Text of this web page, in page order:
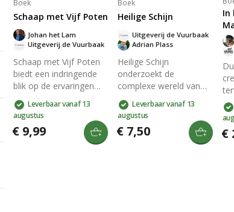
Boek
Schaap met Vijf Poten
Uitgeverij de Vuurbaak
Johan het Lam
Schaap met Vijf Poten
biedt een indringende
blik op de ervaringen
van een dominee die
worstelt met burn-out.
Dit aangrijpende
verhaal verkent de
impact van werkdruk en
Leverbaar vanaf 13
augustus
€ 9,99
Boek
Heilige Schijn
Adrian Plass
Uitgeverij de Vuurbaak
Heilige Schijn
onderzoekt de
complexe wereld van
kerkelijk leiderschap en
de kunst van het
managen binnen
religieuze
gemeenschappen. Het
Leverbaar vanaf 13
augustus
€ 7,50
In
€